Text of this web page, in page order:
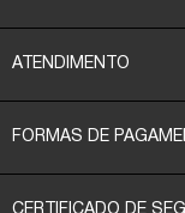
ATENDIMENTO
FORMAS DE